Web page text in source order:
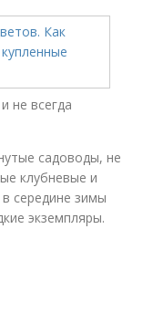
не всегда
садоводы, не
клубневые и
середине зимы
экземпляры.